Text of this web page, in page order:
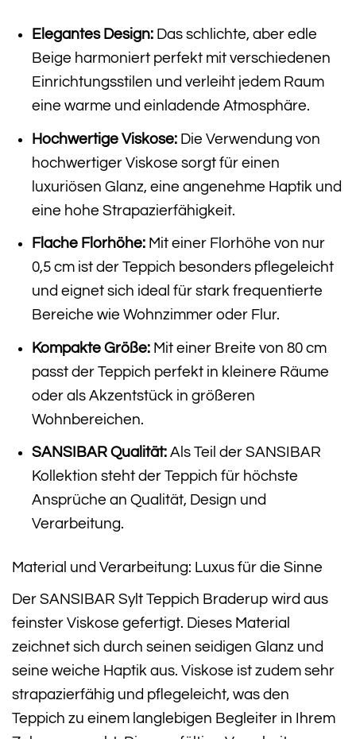
Elegantes Design:Das schlichte, aber edle
Beige harmoniert perfekt mit verschiedenen
Einrichtungsstilen und verleiht jedem Raum
eine warme und einladende Atmosphäre.
Hochwertige Viskose:Die Verwendung von
hochwertiger Viskose sorgt für einen
luxuriösen Glanz, eine angenehme Haptik und
eine hohe Strapazierfähigkeit.
Flache Florhöhe:Mit einer Florhöhe von nur
0,5 cm ist der Teppich besonders pflegeleicht
und eignet sich ideal für stark frequentierte
Bereiche wie Wohnzimmer oder Flur.
Kompakte Größe:Mit einer Breite von 80 cm
passt der Teppich perfekt in kleinere Räume
oder als Akzentstück in größeren
Wohnbereichen.
SANSIBAR Qualität:Als Teil der SANSIBAR
Kollektion steht der Teppich für höchste
Ansprüche an Qualität, Design und
Verarbeitung.
Material und Verarbeitung: Luxus für die Sinne
Der SANSIBAR Sylt Teppich Braderup wird aus
feinster Viskose gefertigt. Dieses Material
zeichnet sich durch seinen seidigen Glanz und
seine weiche Haptik aus. Viskose ist zudem sehr
strapazierfähig und pflegeleicht, was den
Teppich zu einem langlebigen Begleiter in Ihrem